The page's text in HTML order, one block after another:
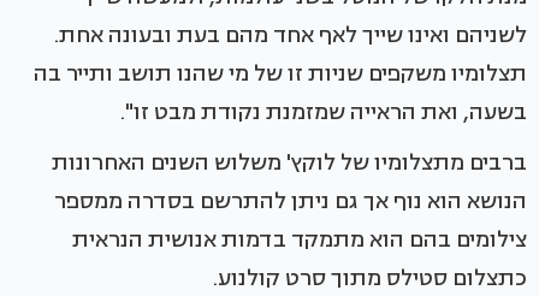
לשניהם ואינו שייך לאף אחד מהם בעת ובעונה אחת.
תצלומיו משקפים שניות זו של מי שהנו תושב ותייר בה
בשעה, ואת הראייה שמזמנת נקודת מבט זו".
ברבים מתצלומיו של לוקץ' משלוש השנים האחרונות
הנושא הוא נוף אך גם ניתן להתרשם בסדרה ממספר
צילומים בהם הוא מתמקד בדמות אנושית הנראית
כתצלום סטילס מתוך סרט קולנוע.